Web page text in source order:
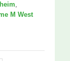
,
M West